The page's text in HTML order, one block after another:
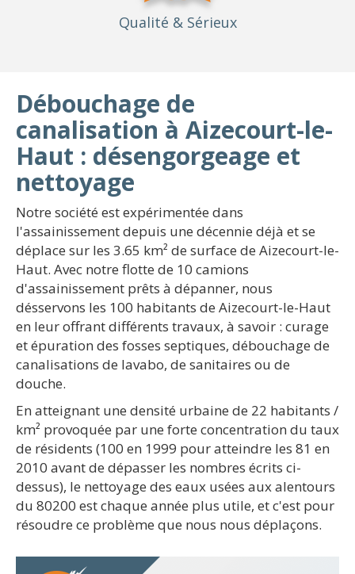
Qualité & Sérieux
Débouchage de
canalisation à Aizecourt-le-
Haut : désengorgeage et
nettoyage
Notre société est expérimentée dans
l'assainissement depuis une décennie déjà et se
déplace sur les 3.65 km² de surface de Aizecourt-le-
Haut. Avec notre flotte de 10 camions
d'assainissement prêts à dépanner, nous
désservons les 100 habitants de Aizecourt-le-Haut
en leur offrant différents travaux, à savoir : curage
et épuration des fosses septiques, débouchage de
canalisations de lavabo, de sanitaires ou de
douche.
En atteignant une densité urbaine de 22 habitants /
km² provoquée par une forte concentration du taux
de résidents (100 en 1999 pour atteindre les 81 en
2010 avant de dépasser les nombres écrits ci-
dessus), le nettoyage des eaux usées aux alentours
du 80200 est chaque année plus utile, et c'est pour
résoudre ce problème que nous nous déplaçons.